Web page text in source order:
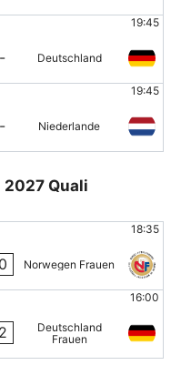
19:45
- Deutschland
19:45
- Niederlande
2027 Quali
18:35
0 Norwegen Frauen
16:00
2
Deutschland
Frauen